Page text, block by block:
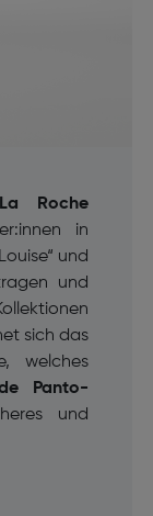
La Roche
in
und
und
sich das
welches
Panto-
und